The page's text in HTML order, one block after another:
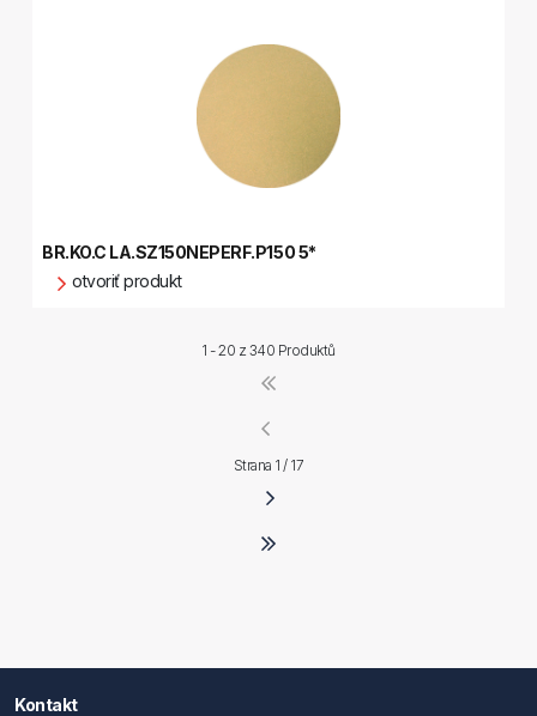
BR.KO.C LA.SZ150NEPERF.P150 5*
otvoriť produkt
1 - 20 z340 Produktů
Strana 1 / 17
Kontakt